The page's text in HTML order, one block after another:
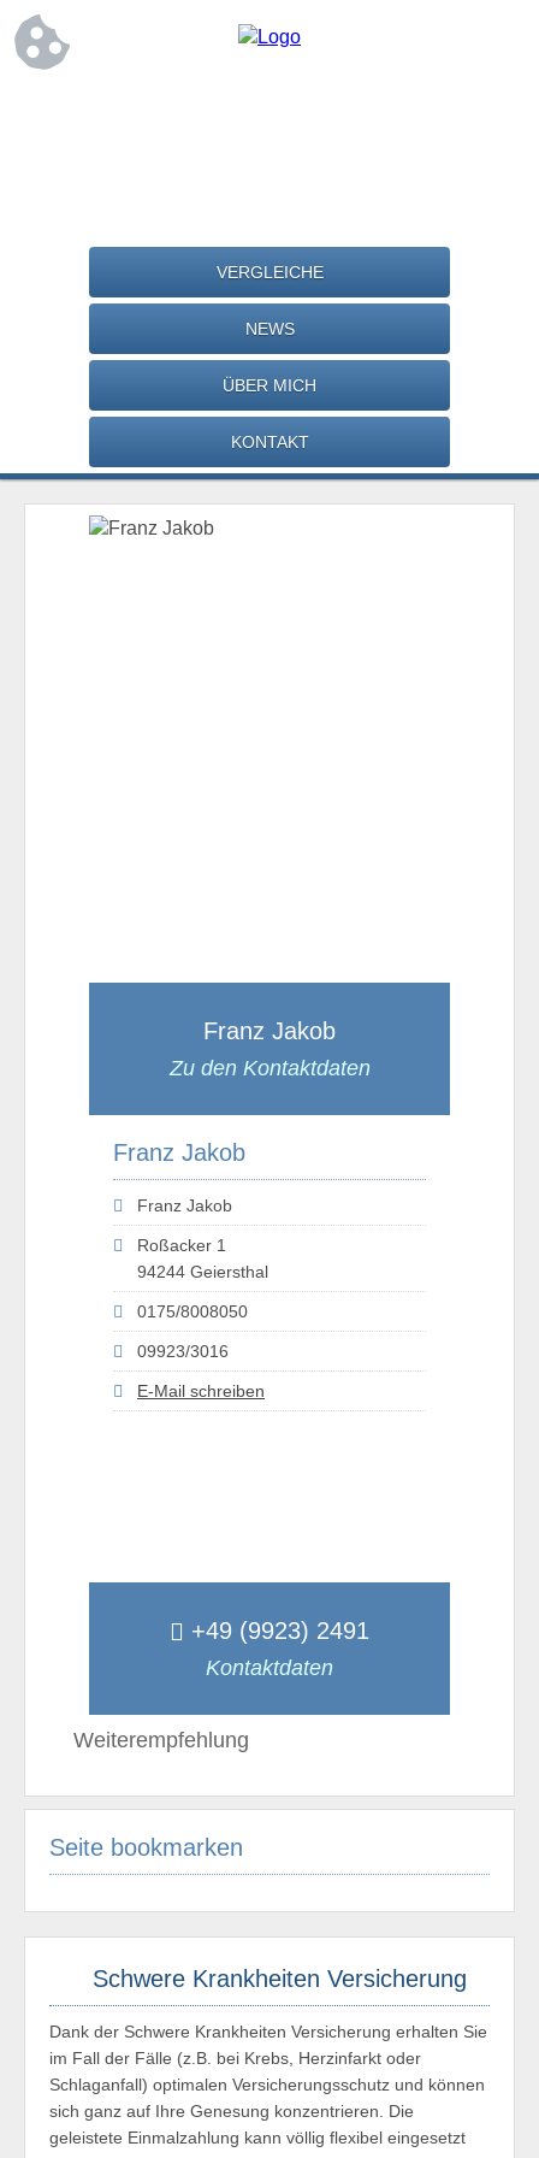
VERGLEICHE
NEWS
ÜBER MICH
KONTAKT
Franz Jakob
Zu den Kontaktdaten
Franz Jakob
Franz Jakob
Roßacker 1
94244 Geiersthal
0175/8008050
09923/3016
E-Mail schreiben
+49 (9923) 2491
Kontaktdaten
Weiterempfehlung
Seite bookmarken
Schwere Krankheiten Versicherung
Dank der Schwere Krankheiten Versicherung erhalten Sie
im Fall der Fälle (z.B. bei Krebs, Herzinfarkt oder
Schlaganfall) optimalen Versicherungsschutz und können
sich ganz auf Ihre Genesung konzentrieren. Die
geleistete Einmalzahlung kann völlig flexibel eingesetzt